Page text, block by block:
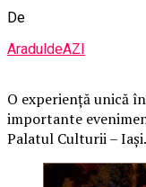
De
AraduldeAZI
O experiență unică
importante
Palatul Culturii – Iași.